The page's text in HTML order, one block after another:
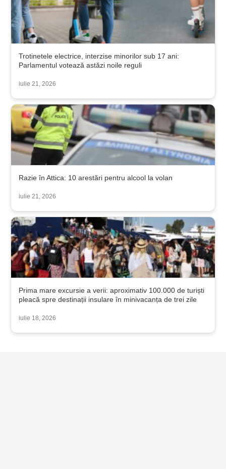
Trotinetele electrice, interzise minorilor sub 17 ani:
Parlamentul votează astăzi noile reguli
iulie 21, 2026
Razie în Attica: 10 arestări pentru alcool la volan
iulie 21, 2026
Prima mare excursie a verii: aproximativ 100.000 de turiști
pleacă spre destinații insulare în minivacanța de trei zile
iulie 18, 2026